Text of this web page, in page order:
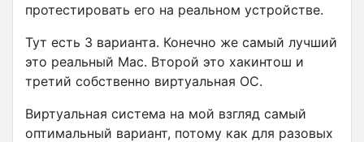
протестировать его на реальном устройстве.
Тут есть 3 варианта. Конечно же самый лучший
это реальный Mac. Второй это хакинтош и
третий собственно виртуальная ОС.
Виртуальная система на мой взгляд самый
оптимальный вариант, потому как для разовых